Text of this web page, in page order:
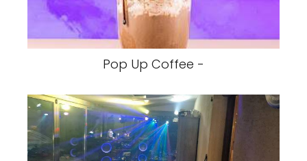
Pop Up Coffee -